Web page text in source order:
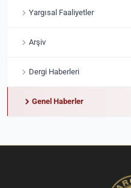
Yargısal Faaliyetler
Arşiv
Dergi Haberleri
Genel Haberler